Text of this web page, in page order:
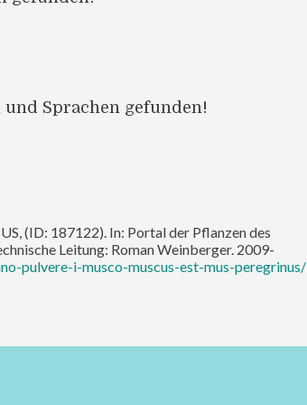
Sprachen gefunden!
(ID: 187122). In: Portal der Pflanzen des
Leitung: Roman Weinberger. 2009-
pulvere-i-musco-muscus-est-mus-peregrinus/